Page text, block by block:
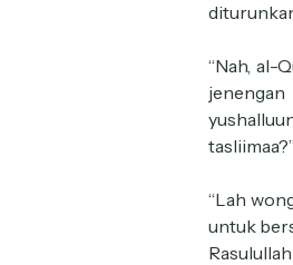
“Nah, al-
“Lah
untuk